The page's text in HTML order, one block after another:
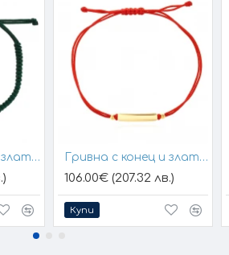
Гривна с конец и златен елемент кръст Гривна с конец и златна плочка за гравиране
106.00€ (207.32 лв.)
Купи